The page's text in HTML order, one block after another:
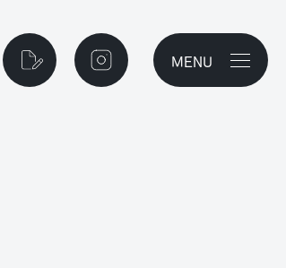
資料請求 instagram メニューを
MENU